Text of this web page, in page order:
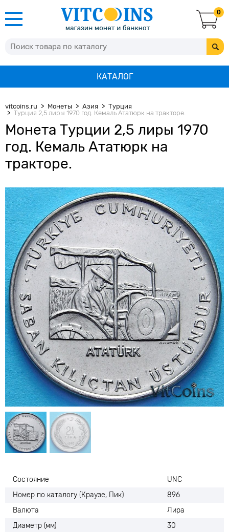
0
КАТАЛОГ
vitcoins.ru Монеты Азия
Турция
Турция 2,5 лиры 1970 год. Кемаль Ататюрк на тракторе.
Монета Турции 2,5 лиры 1970
год. Кемаль Ататюрк на
тракторе.
Состояние
UNC
Номер по каталогу (Краузе, Пик)
896
Валюта
Лира
Диаметр (мм)
30